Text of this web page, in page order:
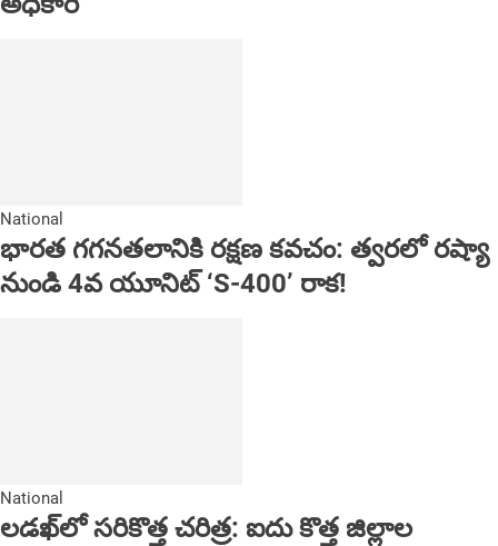
National
భారత గగనతలానికి రక్షణ కవచం: త్వరలో రష్యా
నుండి 4వ యూనిట్ ‘S-400’ రాక!
National
లడఖ్‌లో సరికొత్త చరిత్ర: ఐదు కొత్త జిల్లాల